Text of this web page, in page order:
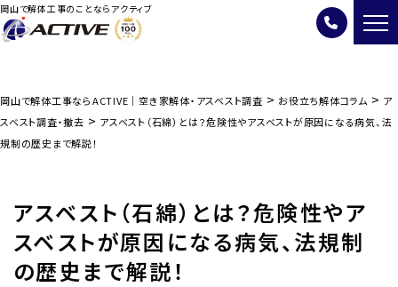
岡山で解体工事のことならアクティブ
岡山で解体工事ならACTIVE｜空き家解体・アスベスト調査 > お役立ち解体コラム > ア
スベスト調査・撤去 > アスベスト（石綿）とは？危険性やアスベストが原因になる病気、法
規制の歴史まで解説！
アスベスト（石綿）とは？危険性やア
スベストが原因になる病気、法規制
の歴史まで解説！